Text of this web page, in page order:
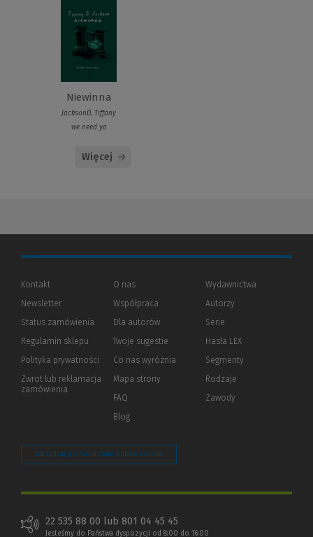
Niewinna
JacksonD. Tiffany
we need ya
Więcej
Kontakt
Newsletter
Status zamówienia
Regulamin sklepu
Polityka prywatności (Nowe
(Link
innej
Zwrot lub reklamacja
zamówienia
O nas
Współpraca
Dla autorów(Nowe
(Link
innej
Twoje sugestie
Co nas wyróżnia
Mapa strony
FAQ
Blog
Wydawnictwa
Autorzy
Serie
Hasła LEX
Segmenty
Rodzaje
Zawody
Zarządzaj preferencjami plików cookie
22 535 88 00 lub 801 04 45 45
Jesteśmy do Państwa dyspozycji od 8:00 do 16:00